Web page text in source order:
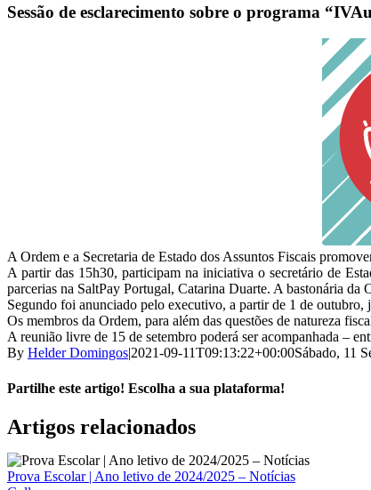
Image
Sessão de esclarecimento sobre o programa
A Ordem e a Secretaria de Estado dos Assuntos Fiscais
A partir das 15h30, participam na iniciativa o secretário de
parcerias na SaltPay Portugal, Catarina Duarte. A bastonária da
Segundo foi anunciado pelo executivo, a partir de 1 de outubro,
Os membros da Ordem, para além das questões de natureza
A reunião livre de 15 de setembro poderá ser acompanhada –
By Helder Domingos|2021-09-11T09:13:22+00:00Sábado, 11
Partilhe este artigo! Escolha a sua plataforma!
Facebook
X
Reddit
LinkedIn
WhatsApp
Tumblr
Pinterest
Vk
Email
(necessário
mas
não
publicado)
Artigos relacionados
Prova Escolar | Ano letivo de 2024/2025 – Notícias